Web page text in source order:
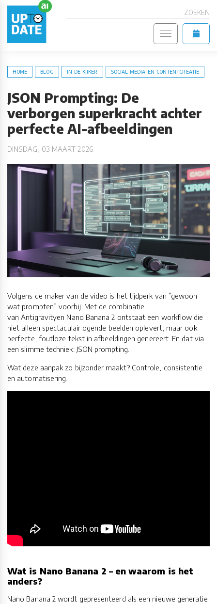
ZOEKEN
HOME BLOG IN-DE-KIJKER SOCIAL-MEDIA-EN-CONTENTCREATIE
JSON Prompting: De
verborgen superkracht achter
perfecte AI-afbeeldingen
DINSDAG, 03 MAART 2026
Volgens de maker van de video is het tijdperk van “gewoon
wat prompten” voorbij. Met de combinatie
van Antigravityen Nano Banana 2 ontstaat een workflow die
niet alleen spectaculair ogende beelden oplevert, maar ook
perfecte, foutloze tekst in afbeeldingen genereert. En dat via
een slimme techniek: JSON prompting.
Wat deze aanpak zo bijzonder maakt? Controle, consistentie
en automatisering.
Wat is Nano Banana 2 – en waarom is het
anders?
Nano Banana 2 wordt gepresenteerd als een nieuwe generatie